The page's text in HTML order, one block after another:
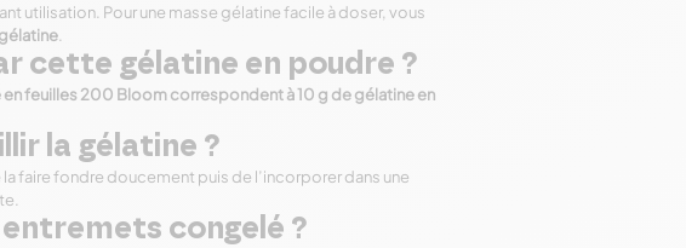
utilisation. Pour une masse gélatine facile à doser, vous
.
cette gélatine en poudre ?
en feuilles 200 Bloom correspondent à 10 g de gélatine en
la gélatine ?
faire fondre doucement puis de l’incorporer dans une
congelé ?